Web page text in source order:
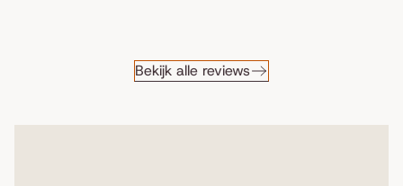
Bekijk alle reviews